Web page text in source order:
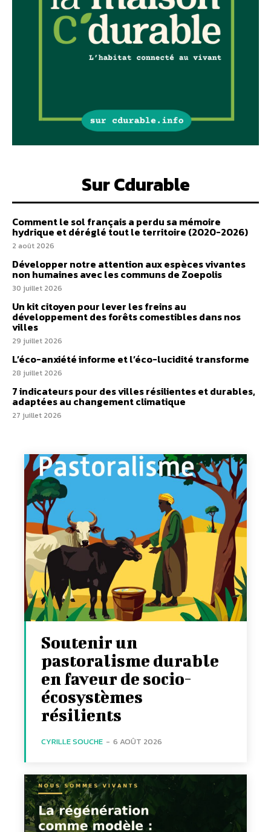
Sur Cdurable
Comment le sol français a perdu sa mémoire
hydrique et déréglé tout le territoire (2020-2026)
2 août 2026
Développer notre attention aux espèces vivantes
non humaines avec les communs de Zoepolis
30 juillet 2026
Un kit citoyen pour lever les freins au
développement des forêts comestibles dans nos
villes
29 juillet 2026
L’éco-anxiété informe et l’éco-lucidité transforme
28 juillet 2026
7 indicateurs pour des villes résilientes et durables,
adaptées au changement climatique
27 juillet 2026
Soutenir un
pastoralisme durable
en faveur de socio-
écosystèmes
résilients
CYRILLE SOUCHE - 6 AOÛT 2026